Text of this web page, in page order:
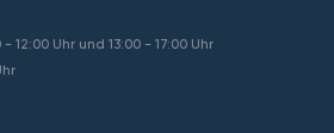
- 12:00 Uhr und 13:00 - 17:00 Uhr